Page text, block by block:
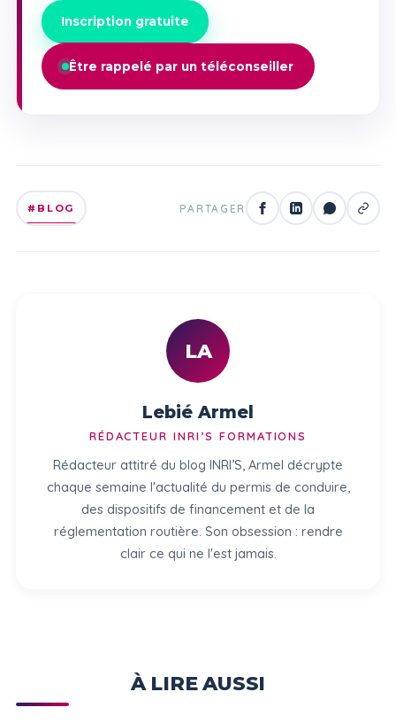
Inscription gratuite
Être rappelé par un téléconseiller
#BLOG PARTAGER
LA
Lebié Armel
RÉDACTEUR INRI’S FORMATIONS
Rédacteur attitré du blog INRI’S, Armel décrypte
chaque semaine l'actualité du permis de conduire,
des dispositifs de financement et de la
réglementation routière. Son obsession : rendre
clair ce qui ne l'est jamais.
À LIRE AUSSI